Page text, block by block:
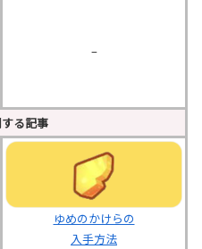
–
る記事
ゆめのかけらの
入手方法